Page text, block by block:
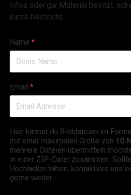
Infos oder gar Material besitzt,
kurze Nachricht.
Name *
Email *
Hier kannst du Bilddateien im
mit einer maximalen Größe von 10
mehrere Dateien übermitteln
in einer ZIP-Datei zusammen.
Hochladen haben, kontaktiere uns
gerne weiter.